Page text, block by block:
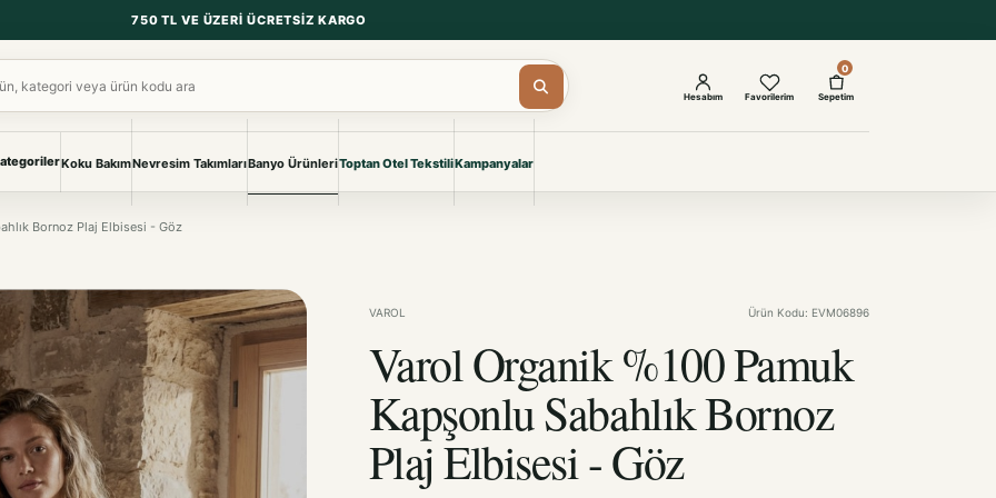
750 TL VE ÜZERI ÜCRETSIZ KARGO
NEVRESIM & PIKE
Çarşaf & Çarşaf Takımı
BEBEK
Bebek Ürünleri
KURUMSAL ÇÖZÜMLER
Projelere özel, dayanıklı tekstil
seçkileri.
Koku BakımNevresim TakımlarıBanyo ÜrünleriToptan Otel TekstiliKampanyalar
Hesabım Favorilerim
0
Sepetim
Bornoz Plaj Elbisesi - Göz
VAROL Ürün Kodu: EVM06896
Varol Organik %100 Pamuk
Kapşonlu Sabahlık Bornoz
Plaj Elbisesi - Göz